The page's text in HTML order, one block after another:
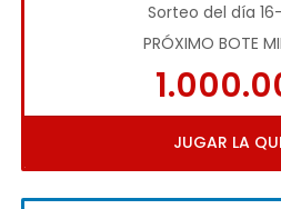
Sorteo del día
PRÓXIMO BOTE
JUGAR LA